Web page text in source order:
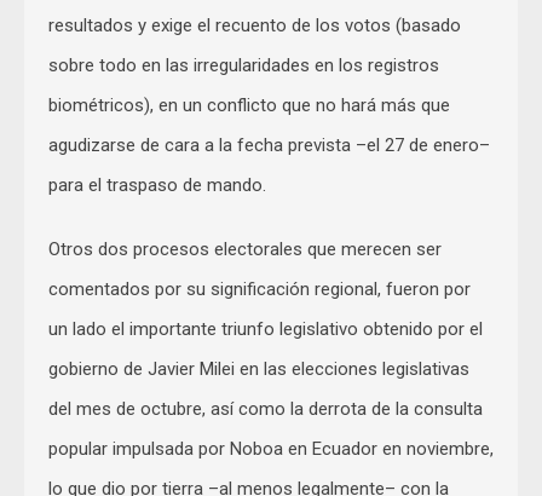
resultados y exige el recuento de los votos (basado
sobre todo en las irregularidades en los registros
biométricos), en un conflicto que no hará más que
agudizarse de cara a la fecha prevista –el 27 de enero–
para el traspaso de mando.
Otros dos procesos electorales que merecen ser
comentados por su significación regional, fueron por
un lado el importante triunfo legislativo obtenido por el
gobierno de Javier Milei en las elecciones legislativas
del mes de octubre, así como la derrota de la consulta
popular impulsada por Noboa en Ecuador en noviembre,
lo que dio por tierra –al menos legalmente– con la